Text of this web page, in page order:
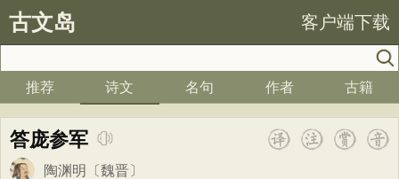
古文岛 客户端下载
推荐 诗文 名句 作者 古籍
答庞参军
陶渊明 〔魏晋〕